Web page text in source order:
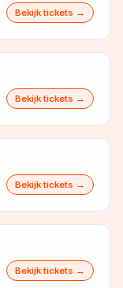
Bekijk tickets →
Bekijk tickets →
Bekijk tickets →
Bekijk tickets →